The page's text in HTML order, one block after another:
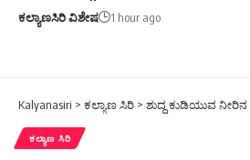
ಕಲ್ಯಾಣಸಿರಿ ವಿಶೇಷ 1 hour ago
Kalyanasiri > ಕಲ್ಯಾಣ ಸಿರಿ > ಶುದ್ದ ಕುಡಿಯುವ ನೀರಿನ ಘಟಕವನ್ನು ಸರಿ ಪಡಿಸುವಂತೆ
ಕಲ್ಯಾಣ ಸಿರಿ